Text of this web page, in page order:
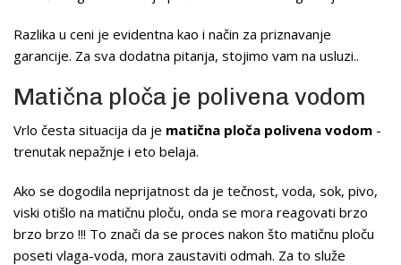
Razlika u ceni je evidentna kao i način za priznavanje
garancije. Za sva dodatna pitanja, stojimo vam na usluzi..
Matična ploča je polivena vodom
Vrlo česta situacija da je matična ploča polivena vodom -
trenutak nepažnje i eto belaja.
Ako se dogodila neprijatnost da je tečnost, voda, sok, pivo,
viski otišlo na matičnu ploču, onda se mora reagovati brzo
brzo brzo !!! To znači da se proces nakon što matičnu ploču
poseti vlaga-voda, mora zaustaviti odmah. Za to služe